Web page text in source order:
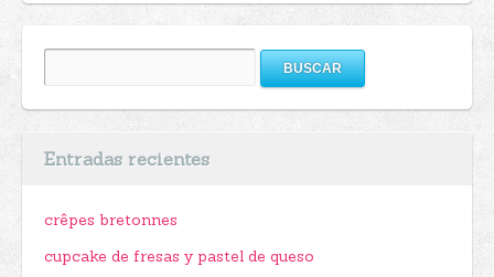
Entradas recientes
crêpes bretonnes
cupcake de fresas y pastel de queso